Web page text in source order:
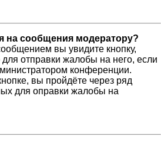
на сообщения модератору?
вы увидите кнопку,
отправки жалобы на него, если
конференции.
вы пройдёте через ряд
для оправки жалобы на